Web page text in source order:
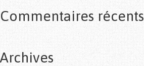
Commentaires récents
Archives